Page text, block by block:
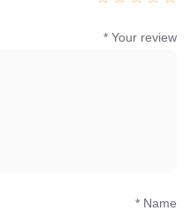
Your review
*
Name
*